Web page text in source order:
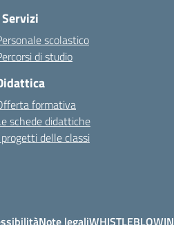
scolastico
di studio
formativa
schede didattiche
delle classi
Note legali